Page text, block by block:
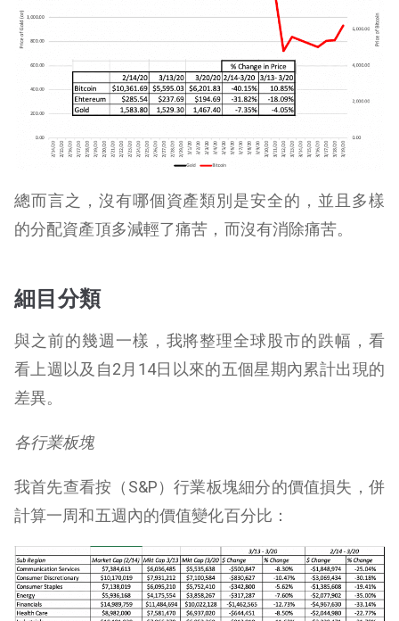
總而言之，沒有哪個資產類別是安全的，並且多樣
的分配資產頂多減輕了痛苦，而沒有消除痛苦。
細目分類
與之前的幾週一樣，我將整理全球股市的跌幅，看
看上週以及自2月14日以來的五個星期內累計出現的
差異。
各行業板塊
我首先查看按（S&P）行業板塊細分的價值損失，併
計算一周和五週內的價值變化百分比：